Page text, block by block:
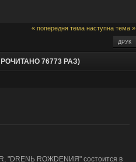
« попередня тема наступна тема »
ДРУК
76773 РАЗ)
"DRENЬ RОЖDENИЯ" состоится в